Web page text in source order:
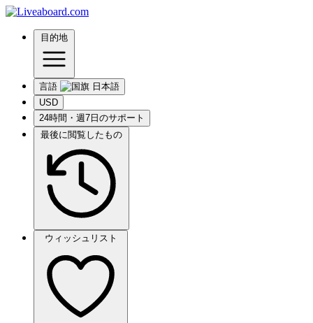
目的地
言語
USD
24時間・週7日のサポート
最後に閲覧したもの
ウィッシュリスト